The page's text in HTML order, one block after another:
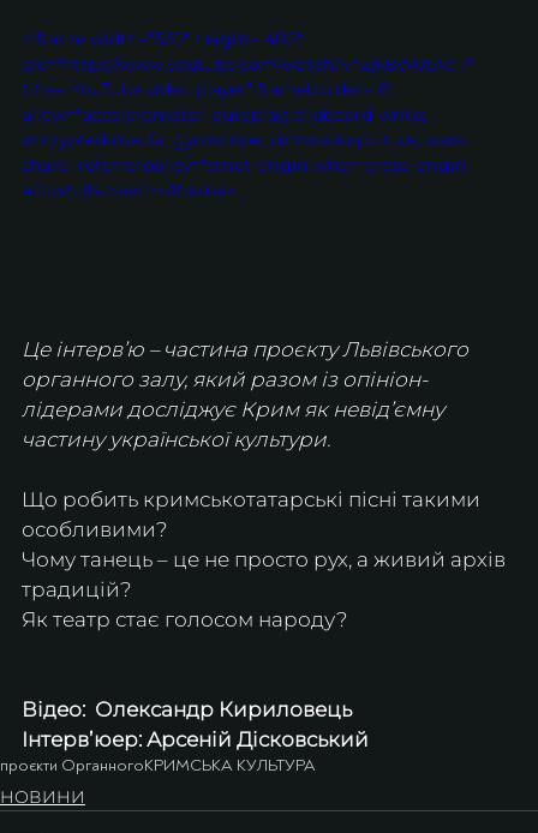
<iframe width="560" height="400"
src="https://www.youtube.com/watch?v=Zjk8W0tAc_I"
title="YouTube video player" frameborder="0"
allow="accelerometer; autoplay; clipboard-write;
encrypted-media; gyroscope; picture-in-picture; web-
share" referrerpolicy="strict-origin-when-cross-origin"
allowfullscreen></iframe>
Це інтерв’ю – частина проєкту Львівського
органного залу, який разом із опініон-
лідерами досліджує Крим як невід’ємну
частину української культури.
Що робить кримськотатарські пісні такими
особливими?
Чому танець – це не просто рух, а живий архів
традицій?
Як театр стає голосом народу?
Відео:  Олександр Кириловець
Інтервʼюер: Арсеній Дісковський
проєкти ОрганногоКРИМСЬКА КУЛЬТУРА
НОВИНИ